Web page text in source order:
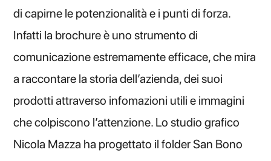
di capirne le potenzionalità e i punti di forza.
Infatti la brochure è uno strumento di
comunicazione estremamente efficace, che mira
a raccontare la storia dell’azienda, dei suoi
prodotti attraverso infomazioni utili e immagini
che colpiscono l’attenzione. Lo studio grafico
Nicola Mazza ha progettato il folder San Bono